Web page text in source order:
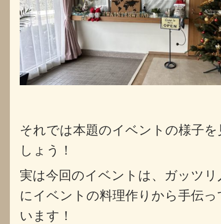
それでは本題のイベントの様子
しょう！
実は今回のイベントは、ガッツリ
にイベントの料理作りから手伝
います！